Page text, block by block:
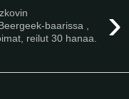
›
baarissa ,
reilut 30 hanaa.